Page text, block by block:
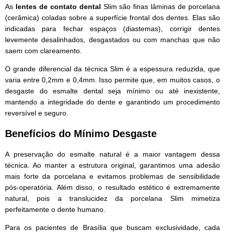
As lentes de contato dental Slim são finas lâminas de porcelana
(cerâmica) coladas sobre a superfície frontal dos dentes. Elas são
indicadas para fechar espaços (diastemas), corrigir dentes
levemente desalinhados, desgastados ou com manchas que não
saem com clareamento.
O grande diferencial da técnica Slim é a espessura reduzida, que
varia entre 0,2mm e 0,4mm. Isso permite que, em muitos casos, o
desgaste do esmalte dental seja mínimo ou até inexistente,
mantendo a integridade do dente e garantindo um procedimento
reversível e seguro.
Benefícios do Mínimo Desgaste
A preservação do esmalte natural é a maior vantagem dessa
técnica. Ao manter a estrutura original, garantimos uma adesão
mais forte da porcelana e evitamos problemas de sensibilidade
pós-operatória. Além disso, o resultado estético é extremamente
natural, pois a translucidez da porcelana Slim mimetiza
perfeitamente o dente humano.
Para os pacientes de Brasília que buscam exclusividade, cada